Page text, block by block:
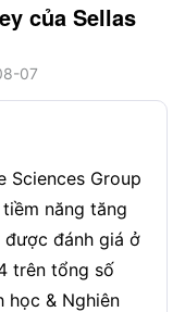
của Sellas
07
Sciences Group
năng tăng
đánh giá ở
trên tổng số
học & Nghiên